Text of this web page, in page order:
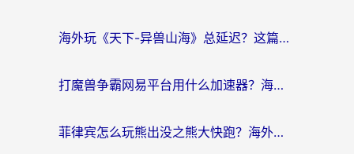
海外玩《天下-异兽山海》总延迟？这篇延迟加速器指南帮你告别卡顿（附日本玩Sky光·遇最高警戒解决方案）
打魔兽争霸网易平台用什么加速器？海外党亲测有效的国服游戏加速指南
菲律宾怎么玩熊出没之熊大快跑？海外党国服游戏加速终极攻略（附3款热门游戏实测）